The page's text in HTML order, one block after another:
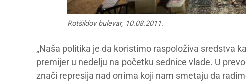
Rotšildov bulevar, 10.08.2011.
„Naša politika je da koristimo raspoloživa sredstva
premijer u nedelju na početku sednice vlade. U
znači represija nad onima koji nam smetaju da